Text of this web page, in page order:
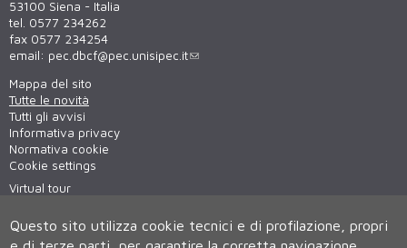
53100 Siena - Italia
tel. 0577 234262
fax 0577 234254
email: pec.dbcf@pec.unisipec.it
Mappa del sito
Tutte le novità
Tutti gli avvisi
Informativa privacy
Normativa cookie
Cookie settings
Virtual tour
Questo sito utilizza cookie tecnici e di profilazione, propri